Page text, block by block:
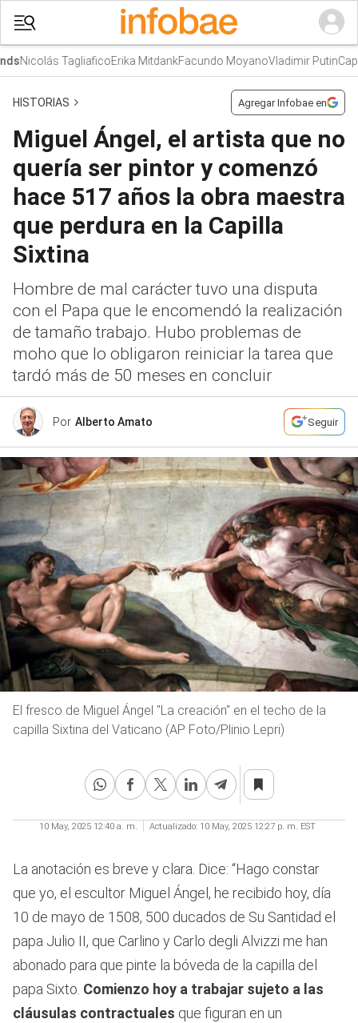
Nicolás TagliaficoErika MitdankFacundo MoyanoVladimir Putin
HISTORIAS Agregar Infobae en
Miguel Ángel, el artista que no
quería ser pintor y comenzó
hace 517 años la obra maestra
que perdura en la Capilla
Sixtina
Hombre de mal carácter tuvo una disputa
con el Papa que le encomendó la realización
de tamaño trabajo. Hubo problemas de
moho que lo obligaron reiniciar la tarea que
tardó más de 50 meses en concluir
Por Alberto Amato Seguir
El fresco de Miguel Ángel "La creación" en el techo de la
capilla Sixtina del Vaticano (AP Foto/Plinio Lepri)
10 May, 2025 12:40 a. m. Actualizado: 10 May, 2025 12:27 p. m. EST
La anotación es breve y clara. Dice: “Hago constar
que yo, el escultor Miguel Ángel, he recibido hoy, día
10 de mayo de 1508, 500 ducados de Su Santidad el
papa Julio II, que Carlino y Carlo degli Alvizzi me han
abonado para que pinte la bóveda de la capilla del
papa Sixto. Comienzo hoy a trabajar sujeto a las
cláusulas contractuales que figuran en un